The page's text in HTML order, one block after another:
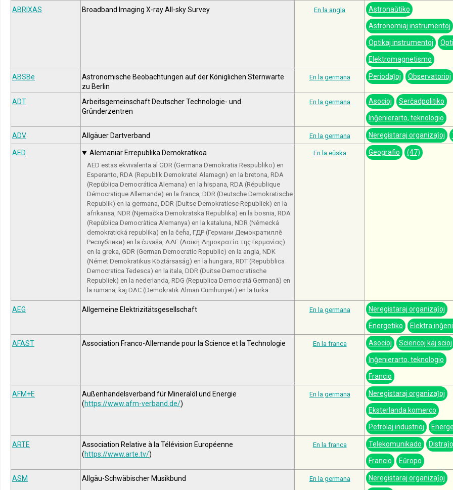
ABRIXAS Broadband Imaging X-ray All-sky Survey En la angla Astronaŭtiko
Astronomiaj instrumentoj
Optikaj instrumentoj
Elektromagnetismo
ABSBe
Astronomische Beobachtungen auf der Königlichen Sternwarte
zu Berlin
En la germana Periodaĵoj Observatorioj
ADT
Arbeitsgemeinschaft Deutscher Technologie- und
Gründerzentren
En la germana Asocioj Serĉadpolitiko
Inĝenierarto, teknologio
ADV Allgäuer Dartverband En la germana Neregistaraj organizaĵoj
AED Alemaniar Errepublika Demokratikoa
AED estas ekvivalenta al GDR (Germana Demokratia Respubliko) en
Esperanto, RDA (Republik Demokratel Alamagn) en la bretona, RDA
(República Democrática Alemana) en la hispana, RDA (République
Démocratique Allemande) en la franca, DDR (Deutsche Demokratische
Republik) en la germana, DDR (Duitse Demokratiese Republiek) en la
afrikansa, NDR (Njemačka Demokratska Republika) en la bosnia, RDA
(República Democràtica Alemanya) en la kataluna, NDR (Německá
demokratická republika) en la ĉeĥa, ГДР (Германи Демократиллĕ
Республики) en la ĉuvaŝa, ΛΔΓ (Λαϊκή Δημοκρατία της Γερμανίας)
en la greka, GDR (German Democratic Republic) en la angla, NDK
(Német Demokratikus Köztársaság) en la hungara, RDT (Repubblica
Democratica Tedesca) en la itala, DDR (Duitse Democratische
Republiek) en la nederlanda, RDG (Republica Democrată Germană) en
la rumana, kaj DAC (Demokratik Alman Cumhuriyeti) en la turka.
En la eŭska Geografio (47)
AEG Allgemeine Elektrizitätsgesellschaft En la germana Neregistaraj organizaĵoj
Energetiko Elektra
AFAST Association Franco-Allemande pour la Science et la Technologie En la franca Asocioj Sciencoj kaj scioj
Inĝenierarto, teknologio
Francio
AFM+E
Außenhandelsverband für Mineralöl und Energie
(https://www.afm-verband.de/)
En la germana Neregistaraj organizaĵoj
Eksterlanda komerco
Petrolaj industrioj
ARTE
Association Relative à la Télévision Européenne
(https://www.arte.tv/)
En la franca Telekomunikado
Francio Eŭropo
ASM Allgäu-Schwäbischer Musikbund En la germana Neregistaraj organizaĵoj